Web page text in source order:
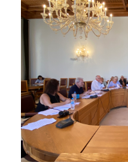
2012
2011
ΤΟΠΟΣ